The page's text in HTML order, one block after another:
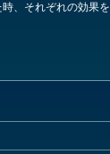
それぞれの効果を